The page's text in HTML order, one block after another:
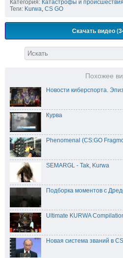
Категория: Катастрофы и происшествия
Теги: Kurwa CS GO
Скачать видео
Похожее
Новости киберспорта.
Курва
Phenomenal (CS:GO
SEMARGL - Tak, Kurwa
Подборка моментов с
Ultimate KURWA
Новая система званий в